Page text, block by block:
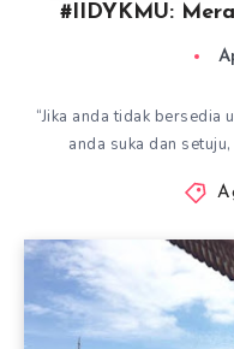
#IIDYKMU:
“Jika anda tidak bersedia
anda suka dan